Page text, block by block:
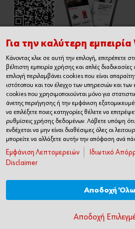
Εγχειρίδιο Χρήσης
Καταστήματος
Όροι Χρήσης
Για την καλύτερη εμπειρία
Κάνοντας κλικ σε αυτή την επιλογή, επιτρέπετε
βέλτιστη εμπειρία χρήσης και απλές
επιλογή περιλαμβάνει cookies που είναι
ιστότοπου και τον έλεγχο των υπηρεσιών και
cookies που χρησιμοποιούνται μόνο για
άνετης περιήγησης ή την εμφάνιση
να επιλέξετε ποιες κατηγορίες θέλετε να
ρυθμίσεις χρήσης δεδομένων. Λάβετε υπόψη
ενδέχεται να μην είναι διαθέσιμες όλες οι
μπορείτε να αλλάξετε αυτήν την απόφαση ανά
Εμφάνιση Λεπτομερειών Ιδιωτικό
Disclaimer
Αποδοχή
Αποδοχή